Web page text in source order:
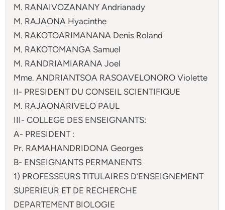
M. RANAIVOZANANY Andrianady
M. RAJAONA Hyacinthe
M. RAKOTOARIMANANA Denis Roland
M. RAKOTOMANGA Samuel
M. RANDRIAMIARANA Joel
Mme. ANDRIANTSOA RASOAVELONORO Violette
II- PRESIDENT DU CONSEIL SCIENTIFIQUE
M. RAJAONARIVELO PAUL
III- COLLEGE DES ENSEIGNANTS:
A- PRESIDENT :
Pr. RAMAHANDRIDONA Georges
B- ENSEIGNANTS PERMANENTS
1) PROFESSEURS TITULAIRES D’ENSEIGNEMENT
SUPERIEUR ET DE RECHERCHE
DEPARTEMENT BIOLOGIE